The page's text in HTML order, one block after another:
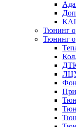
Тюнинг
Тюнинг